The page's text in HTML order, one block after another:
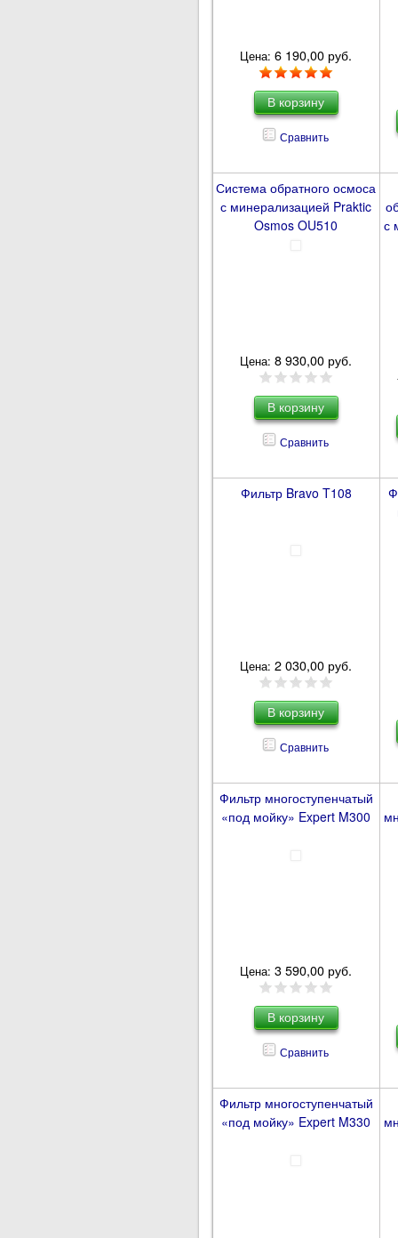
Цена: 6 190,00 руб.
Сравнить
Система обратного осмоса
с минерализацией Praktic
Osmos OU510
Цена: 8 930,00 руб.
Сравнить
с
Фильтр Bravo T108
Цена: 2 030,00 руб.
Сравнить
Фильтр многоступенчатый
«под мойку» Expert M300
Цена: 3 590,00 руб.
Сравнить
Фильтр многоступенчатый
«под мойку» Expert M330